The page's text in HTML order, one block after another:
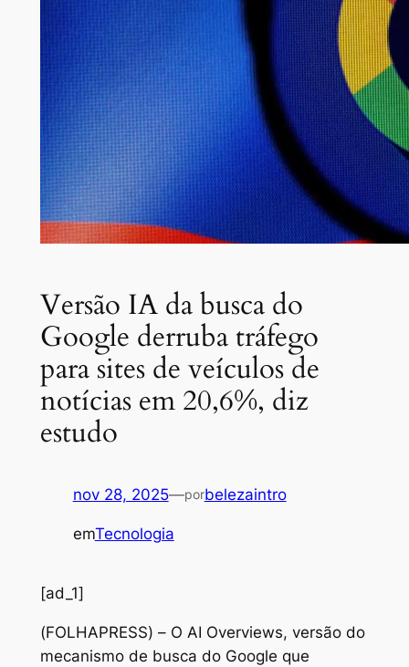
Versão IA da busca do
Google derruba tráfego
para sites de veículos de
notícias em 20,6%, diz
estudo
nov 28, 2025—porbelezaintro
emTecnologia
[ad_1]
(FOLHAPRESS) – O AI Overviews, versão do
mecanismo de busca do Google que